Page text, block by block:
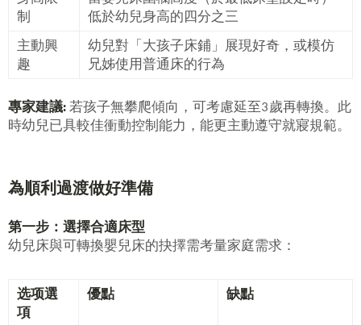
制
低於幼兒身高的四分之三
主動興
趣
幼兒對「大孩子床鋪」展現好奇，或模仿
兄姊使用普通床的行為
專家建議:若孩子無攀爬傾向，可考慮延至3歲再轉換。此
時幼兒已具較佳衝動控制能力，能更主動遵守就寢規範。
為順利過渡做好準備
第一步：選擇合適床型
幼兒床與可轉換嬰兒床的抉擇需考量家庭需求：
选项選
項
優點 缺點